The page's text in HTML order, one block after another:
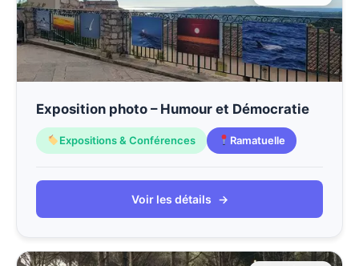
Exposition photo – Humour et Démocratie
Expositions & Conférences Ramatuelle
Voir les détails →